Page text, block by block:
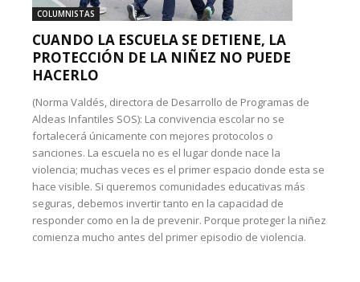
COLUMNISTAS
CUANDO LA ESCUELA SE DETIENE, LA
PROTECCIÓN DE LA NIÑEZ NO PUEDE
HACERLO
(Norma Valdés, directora de Desarrollo de Programas de
Aldeas Infantiles SOS): La convivencia escolar no se
fortalecerá únicamente con mejores protocolos o
sanciones. La escuela no es el lugar donde nace la
violencia; muchas veces es el primer espacio donde esta se
hace visible. Si queremos comunidades educativas más
seguras, debemos invertir tanto en la capacidad de
responder como en la de prevenir. Porque proteger la niñez
comienza mucho antes del primer episodio de violencia.